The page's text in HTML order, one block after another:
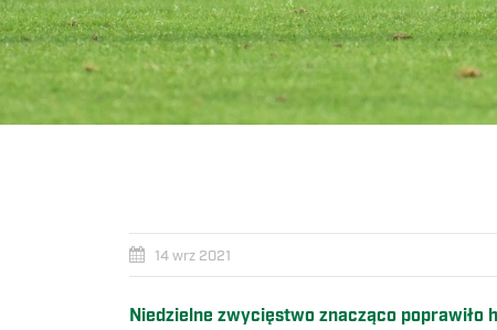
14 wrz 2021
Niedzielne zwycięstwo znacząco poprawiło